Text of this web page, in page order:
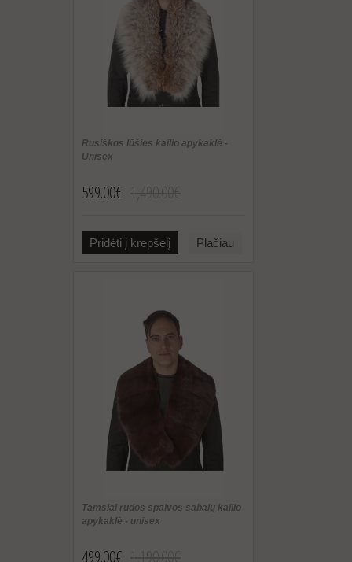
Rusiškos lūšies kailio apykaklė -
Unisex
599.00€
Pridėti į krepšelį Plačiau
Tamsiai rudos spalvos sabalų kailio
apykaklė - unisex
499.00€